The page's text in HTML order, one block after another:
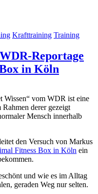
Krafttraining Training
Reportage
in Köln
Wissen“ vom WDR ist eine
derer gezeigt
Mensch innerhalb
den Versuch von Markus
Fitness Box in Köln ein
und wie es im Alltag
geraden Weg nur selten.